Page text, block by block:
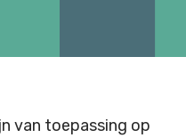
van toepassing op